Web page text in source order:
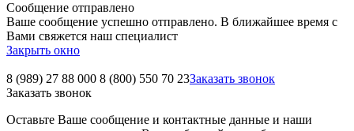
Сообщение отправлено
Ваше сообщение успешно отправлено. В ближайшее время с
Вами свяжется наш специалист
Закрыть окно
8 (989) 27 88 000 8 (800) 550 70 23Заказать звонок
Заказать звонок
Оставьте Ваше сообщение и контактные данные и наши